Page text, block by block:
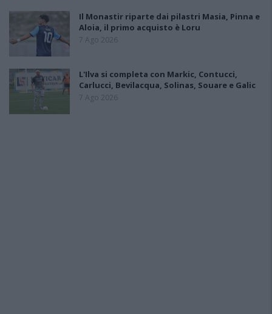
Il Monastir riparte dai pilastri Masia, Pinna e
Aloia, il primo acquisto è Loru
7 Ago 2026
L'Ilva si completa con Markic, Contucci,
Carlucci, Bevilacqua, Solinas, Souare e Galic
7 Ago 2026